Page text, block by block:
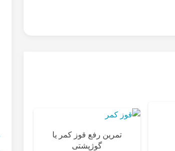
تمرین رفع قوز کمر یا
گوژپشتی